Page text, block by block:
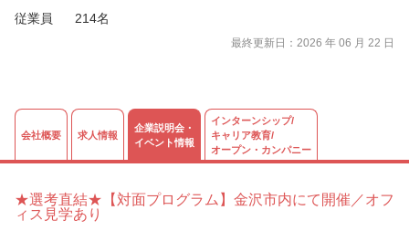
会員登録 企業様
従業員
214名
最終更新日：2026 年 06 月 22 日
会社概要 求人情報
企業説明会・
イベント情報
インターンシップ/
キャリア教育/
オープン・カンパニー
★選考直結★【対面プログラム】金沢市内にて開催／オフ
ィス見学あり